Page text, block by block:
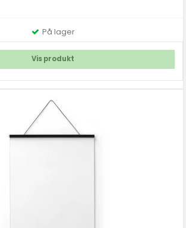
På lager
Vis produkt